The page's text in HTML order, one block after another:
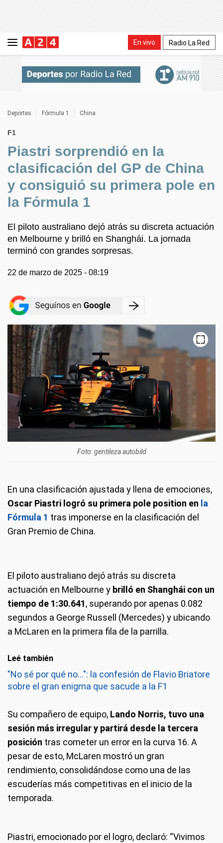
En vivo Radio La Red
Deportes Fórmula 1 China
F1
Piastri sorprendió en la
clasificación del GP de China
y consiguió su primera pole en
la Fórmula 1
El piloto australiano dejó atrás su discreta actuación
en Melbourne y brilló en Shanghái. La jornada
terminó con grandes sorpresas.
22 de marzo de 2025 - 08:19
Foto: gentileza autobild
En una clasificación ajustada y llena de emociones,
Oscar Piastri logró su primera pole position en la
Fórmula 1 tras imponerse en la clasificación del
Gran Premio de China.
El piloto australiano dejó atrás su discreta
actuación en Melbourne y brilló en Shanghái con un
tiempo de 1:30.641, superando por apenas 0.082
segundos a George Russell (Mercedes) y ubicando
a McLaren en la primera fila de la parrilla.
Leé también
"No sé por qué no...": la confesión de Flavio Briatore
sobre el gran enigma que sacude a la F1
Su compañero de equipo, Lando Norris, tuvo una
sesión más irregular y partirá desde la tercera
posición tras cometer un error en la curva 16. A
pesar de esto, McLaren mostró un gran
rendimiento, consolidándose como una de las
escuderías más competitivas en el inicio de la
temporada.
Piastri, emocionado por el logro, declaró: “Vivimos